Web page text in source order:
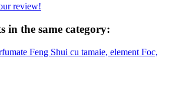
review!
in the same category: